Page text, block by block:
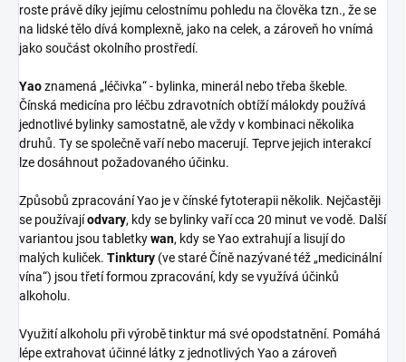
roste právě díky jejímu celostnímu pohledu na člověka tzn., že se
na lidské tělo dívá komplexně, jako na celek, a zároveň ho vnímá
jako součást okolního prostředí.
Yaoznamená „léčivka“ - bylinka, minerál nebo třeba škeble.
Čínská medicína pro léčbu zdravotních obtíží málokdy používá
jednotlivé bylinky samostatně, ale vždy v kombinaci několika
druhů. Ty se společně vaří nebo macerují. Teprve jejich interakcí
lze dosáhnout požadovaného účinku.
Způsobů zpracování Yao je v čínské fytoterapii několik. Nejčastěji
se používajíodvary, kdy se bylinky vaří cca 20 minut ve vodě. Další
variantou jsou tabletkywan, kdy se Yao extrahují a lisují do
malých kuliček. Tinktury (ve staré Číně nazývané též „medicinální
vína“) jsou třetí formou zpracování, kdy se využívá účinků
alkoholu.
Využití alkoholu při výrobě tinktur má své opodstatnění. Pomáhá
lépe extrahovat účinné látky z jednotlivých Yao a zároveň